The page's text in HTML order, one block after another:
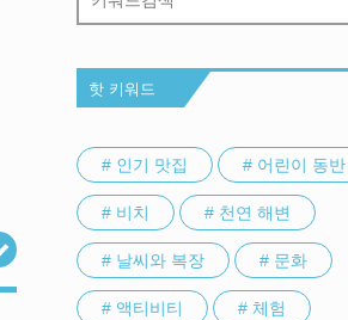
핫 키워드
# 인기 맛집 # 어린이 동반
# 비치 # 천연 해변
# 날씨와 복장 # 문화
# 액티비티 # 체험